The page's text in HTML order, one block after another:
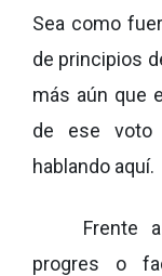
Sea como
de principios
más aún que
de ese voto
hablando aquí.
Frente
progres o